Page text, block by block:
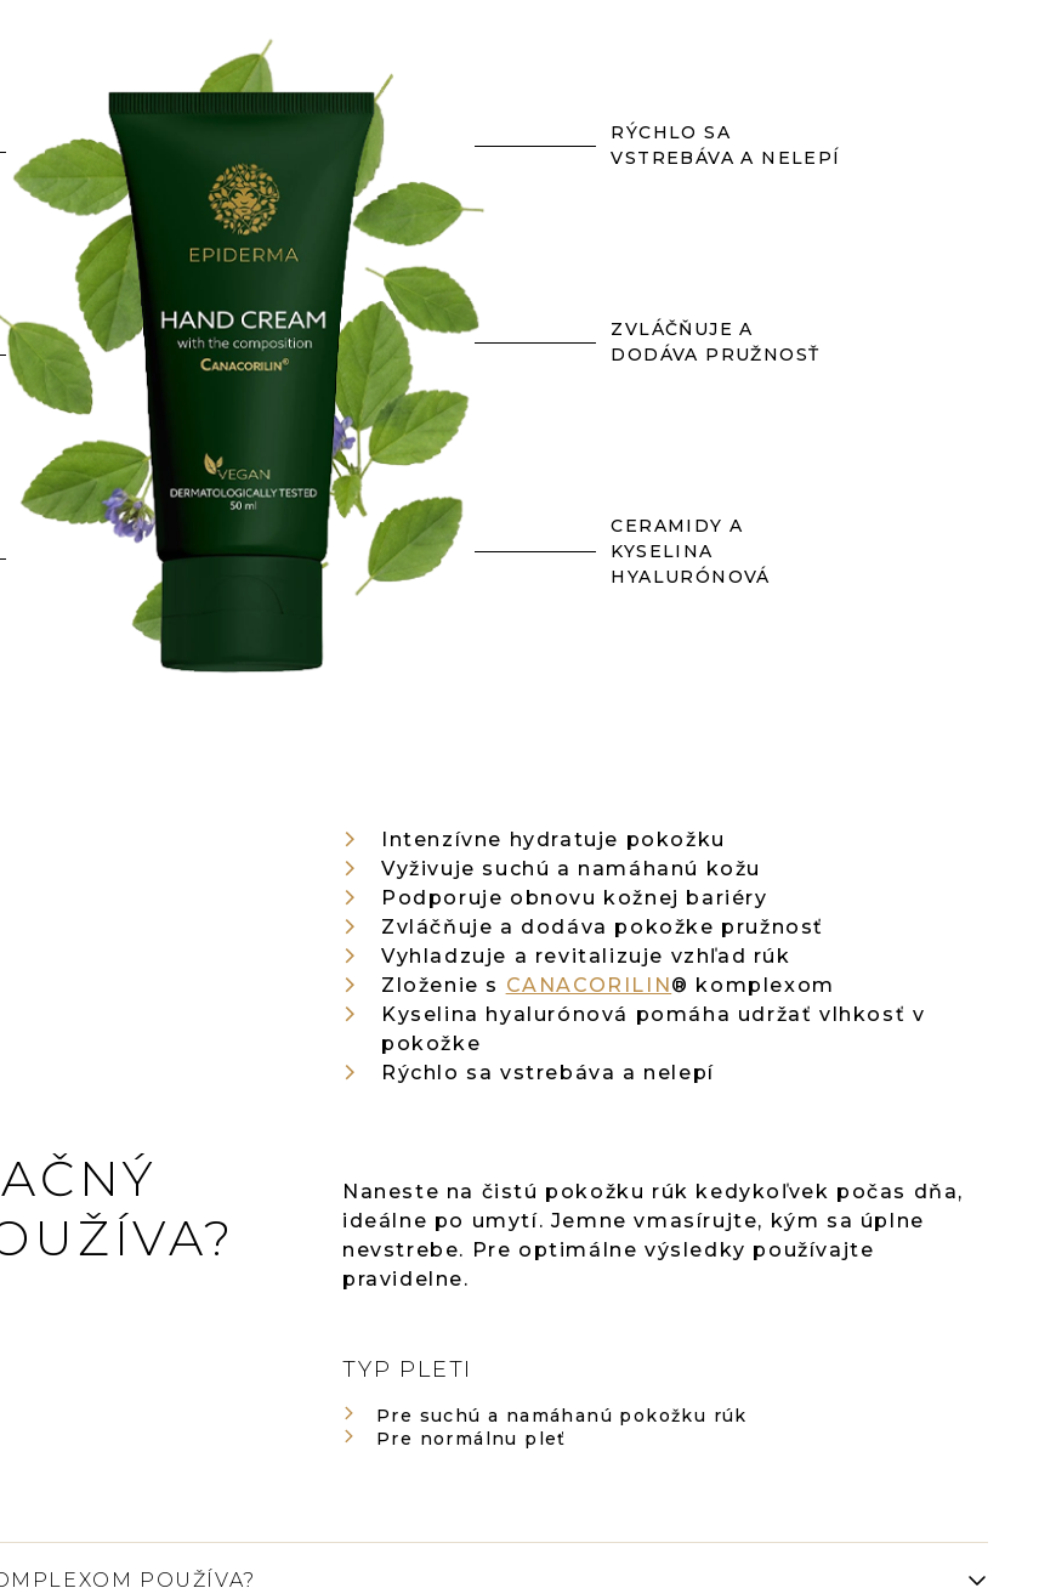
RÝCHLO SA
VSTREBÁVA A NELEPÍ
ZVLÁČŇUJE A
DODÁVA PRUŽNOSŤ
CERAMIDY A
KYSELINA
HYALURÓNOVÁ
Intenzívne hydratuje pokožku
Vyživuje suchú a namáhanú kožu
Podporuje obnovu kožnej bariéry
Zvláčňuje a dodáva pokožke pružnosť
Vyhladzuje a revitalizuje vzhľad rúk
Zloženie s CANACORILIN® komplexom
Kyselina hyalurónová pomáha udržať vlhkosť v
pokožke
Rýchlo sa vstrebáva a nelepí
Naneste na čistú pokožku rúk kedykoľvek počas dňa,
ideálne po umytí. Jemne vmasírujte, kým sa úplne
nevstrebe. Pre optimálne výsledky používajte
pravidelne.
TYP PLETI
Pre suchú a namáhanú pokožku rúk
Pre normálnu pleť
POUŽÍVA?